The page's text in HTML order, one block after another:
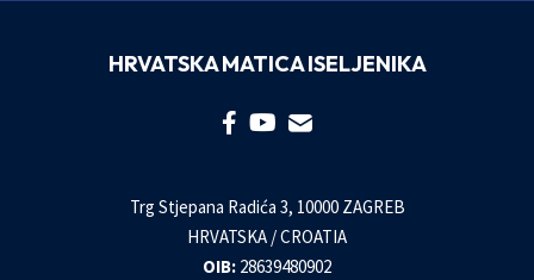
HRVATSKA MATICA ISELJENIKA
Trg Stjepana Radića 3, 10000 ZAGREB
HRVATSKA / CROATIA
OIB: 28639480902